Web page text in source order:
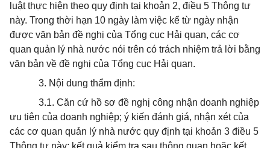
luật thực hiện theo quy định tại khoản 2, điều 5 Thông tư
này. Trong thời hạn 10 ngày làm việc kể từ ngày nhận
được văn bản đề nghị của Tổng cục Hải quan, các cơ
quan quản lý nhà nước nói trên có trách nhiệm trả lời bằng
văn bản về đề nghị của Tổng cục Hải quan.
3. Nội dung thẩm định:
3.1. Căn cứ hồ sơ đề nghị công nhận doanh nghiệp
ưu tiên của doanh nghiệp; ý kiến đánh giá, nhận xét của
các cơ quan quản lý nhà nước quy định tại khoản 3 điều 5
Thông tư này; kết quả kiểm tra sau thông quan hoặc kết